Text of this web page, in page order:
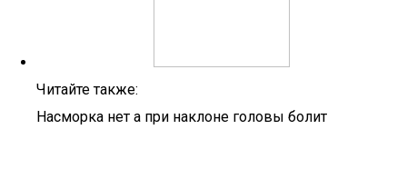
Читайте также:
Насморка нет а при наклоне головы болит